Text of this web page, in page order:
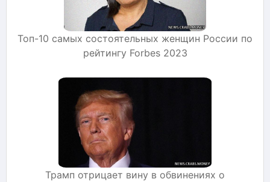
Топ-10 самых состоятельных женщин России по
рейтингу Forbes 2023
Трамп отрицает вину в обвинениях о